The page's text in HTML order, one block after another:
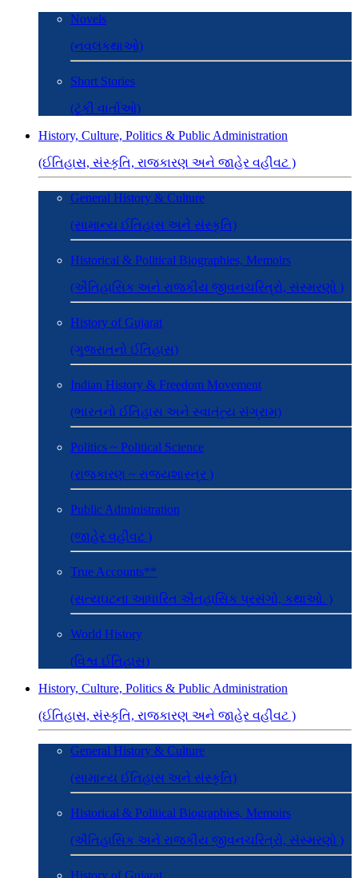
Novels
(નવલકથાઓ)
Short Stories
(ટૂંકી વાર્તાઓ)
History, Culture, Politics & Public Administration
(ઈતિહાસ, સંસ્કૃતિ, રાજકારણ અને જાહેર વહીવટ )
General History & Culture
(સામાન્ય ઈતિહાસ અને સંસ્કૃતિ)
Historical & Political Biographies, Memoirs
(ઐતિહાસિક અને રાજકીય જીવનચરિત્રો, સંસ્મરણો )
History of Gujarat
(ગુજરાતનો ઈતિહાસ)
Indian History & Freedom Movement
(ભારતનો ઈતિહાસ અને સ્વાતંત્ર્ય સંગ્રામ)
Politics ~ Political Science
(રાજકારણ ~ રાજ્યશાસ્ત્ર )
Public Administration
(જાહેર વહીવટ )
True Accounts**
(સત્યઘટના આધારિત ઐતહાસિક પ્રસંગો, કથાઓ. )
World History
(વિશ્વ ઈતિહાસ)
History, Culture, Politics & Public Administration
(ઈતિહાસ, સંસ્કૃતિ, રાજકારણ અને જાહેર વહીવટ )
General History & Culture
(સામાન્ય ઈતિહાસ અને સંસ્કૃતિ)
Historical & Political Biographies, Memoirs
(ઐતિહાસિક અને રાજકીય જીવનચરિત્રો, સંસ્મરણો )
History of Gujarat